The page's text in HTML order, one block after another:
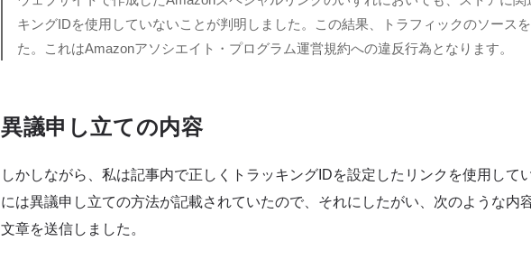
キングIDを使用していないことが判明しました。この結果、トラフィックのソース
た。これはAmazonアソシエイト・プログラム運営規約への違反行為となります。
異議申し立ての内容
しかしながら、私は記事内で正しくトラッキングIDを設定したリンクを使用して
には異議申し立ての方法が記載されていたので、それにしたがい、次のような内
文章を送信しました。